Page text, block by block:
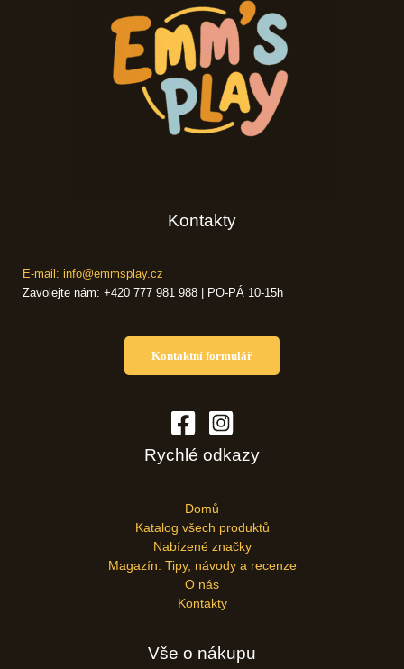
Kontakty
E-mail: info@emmsplay.cz
Zavolejte nám: +420 777 981 988 | PO-PÁ 10-15h
Kontaktní formulář
Rychlé odkazy
Domů
Katalog všech produktů
Nabízené značky
Magazín: Tipy, návody a recenze
O nás
Kontakty
Vše o nákupu